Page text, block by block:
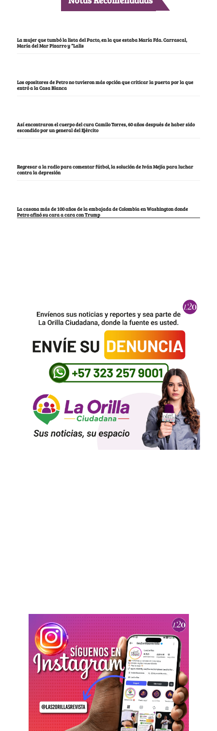
La mujer que tumbó la lista del Pacto, en la que estaba María Fda. Carrascal,
María del Mar Pizarro y “Lalis
Los opositores de Petro no tuvieron más opción que criticar la puerta por la que
entró a la Casa Blanca
Así encontraron el cuerpo del cura Camilo Torres, 60 años después de haber sido
escondido por un general del Ejército
Regresar a la radio para comentar fútbol, la solución de Iván Mejía para luchar
contra la depresión
La casona más de 100 años de la embajada de Colombia en Washington donde
Petro afinó su cara a cara con Trump